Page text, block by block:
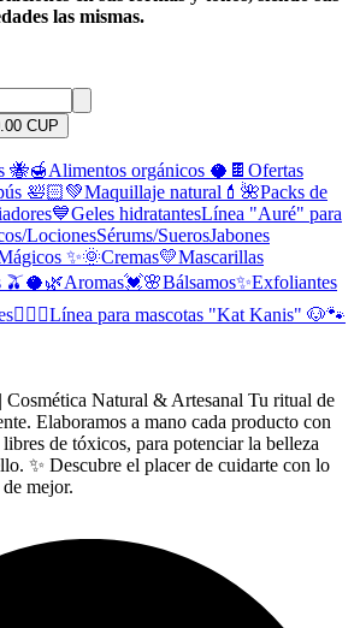
las mismas.
CUP
🐝🍯Alimentos orgánicos 🥥🍫 Ofertas
🛀🏻💚Maquillaje natural💄🌺Packs de
Geles hidratantesLínea "Auré" para
LocionesSérums/SuerosJabones
✨🌞Cremas💛Mascarillas
🫒🥥🌿Aromas💓🌸Bálsamos✨Exfoliantes
Línea para mascotas "Kat Kanis" 🐶🐾
Cosmética Natural & Artesanal Tu ritual de
Elaboramos a mano cada producto con
de tóxicos, para potenciar la belleza
✨ Descubre el placer de cuidarte con lo
mejor.